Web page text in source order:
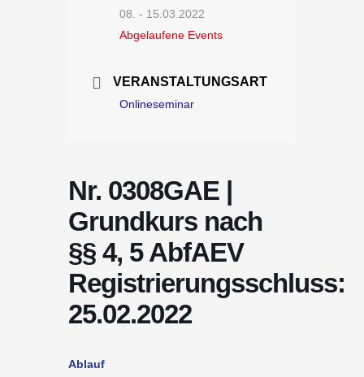
08. - 15.03.2022
Abgelaufene Events
VERANSTALTUNGSART
Onlineseminar
Nr. 0308GAE |
Grundkurs nach
§§ 4, 5 AbfAEV
Registrierungsschluss:
25.02.2022
Ablauf